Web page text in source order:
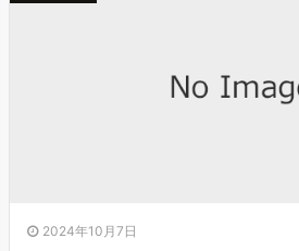
2024年10月7日